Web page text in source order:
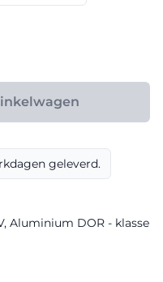
geleverd.
, Aluminium DOR - klasse